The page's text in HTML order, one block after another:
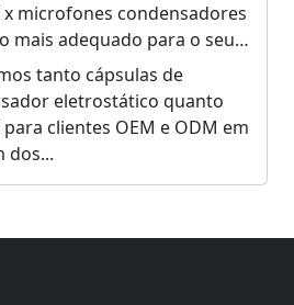
microfones condensadores
mais adequado para o seu
tanto cápsulas de
eletrostático quanto
clientes OEM e ODM em
dos...